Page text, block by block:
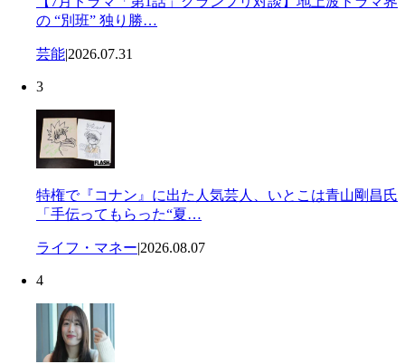
の “別班” 独り勝…
芸能|2026.07.31
3
特権で『コナン』に出た人気芸人、いとこは青山剛昌氏
「手伝ってもらった“夏…
ライフ・マネー|2026.08.07
4